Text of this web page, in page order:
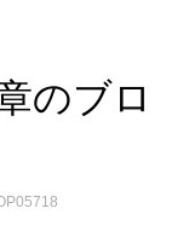
のブロ